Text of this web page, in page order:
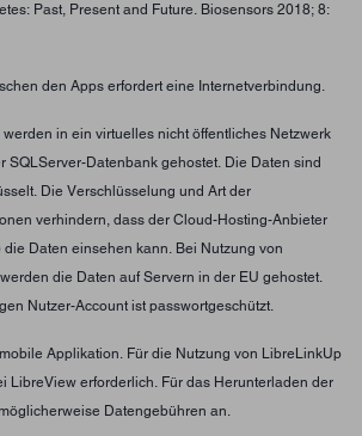
Past, Present and Future. Biosensors 2018; 8:
den Apps erfordert eine Internetverbindung.
in ein virtuelles nicht öffentliches Netzwerk
SQLServer-Datenbank gehostet. Die Daten sind
Die Verschlüsselung und Art der
verhindern, dass der Cloud-Hosting-Anbieter
Daten einsehen kann. Bei Nutzung von
die Daten auf Servern in der EU gehostet.
Nutzer-Account ist passwortgeschützt.
Applikation. Für die Nutzung von LibreLinkUp
LibreView erforderlich. Für das Herunterladen der
Datengebühren an.